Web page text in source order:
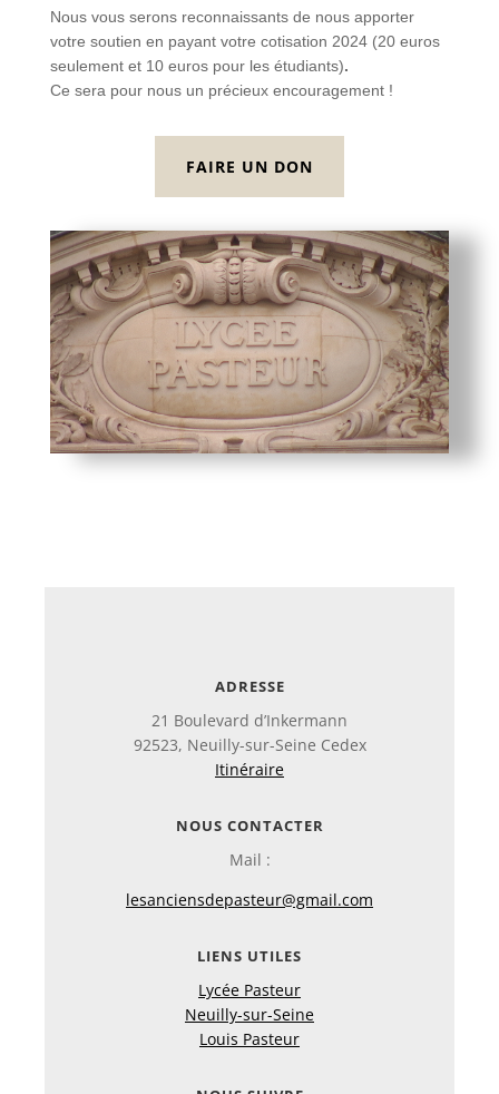
Nous vous serons reconnaissants de nous apporter
votre soutien en payant votre cotisation 2024 (20 euros
seulement et 10 euros pour les étudiants).
Ce sera pour nous un précieux encouragement !
FAIRE UN DON
ADRESSE
21 Boulevard d’Inkermann
92523, Neuilly-sur-Seine Cedex
Itinéraire
NOUS CONTACTER
Mail :
lesanciensdepasteur@gmail.com
LIENS UTILES
Lycée Pasteur
Neuilly-sur-Seine
Louis Pasteur